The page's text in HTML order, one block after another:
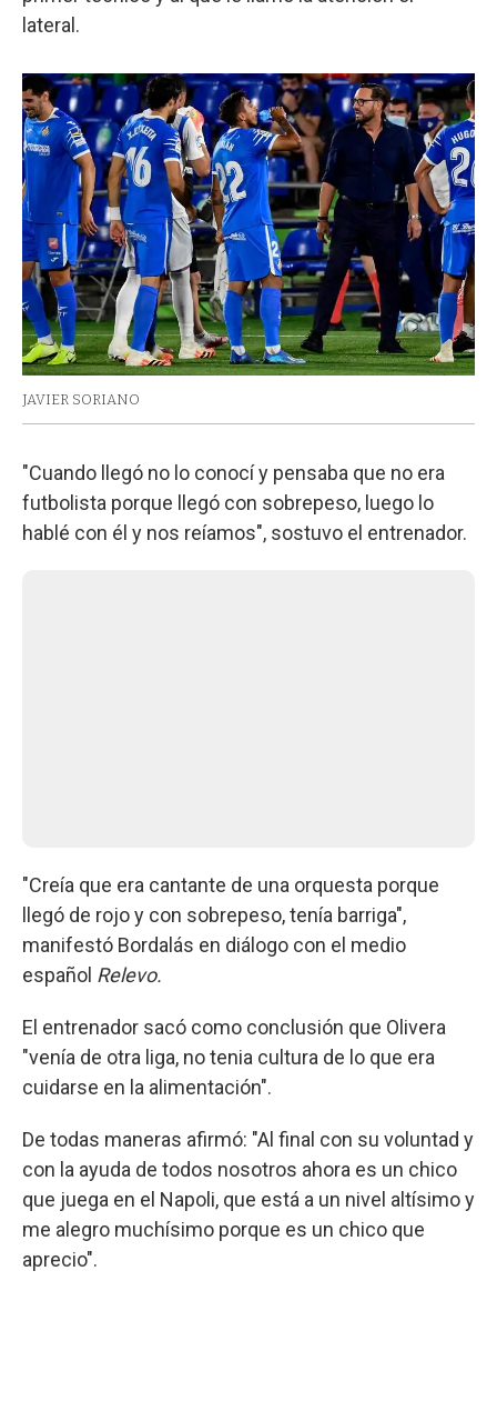
lateral.
JAVIER SORIANO
"Cuando llegó no lo conocí y pensaba que no era
futbolista porque llegó con sobrepeso, luego lo
hablé con él y nos reíamos", sostuvo el entrenador.
"Creía que era cantante de una orquesta porque
llegó de rojo y con sobrepeso, tenía barriga",
manifestó Bordalás en diálogo con el medio
español Relevo.
El entrenador sacó como conclusión que Olivera
"venía de otra liga, no tenia cultura de lo que era
cuidarse en la alimentación".
De todas maneras afirmó: "Al final con su voluntad y
con la ayuda de todos nosotros ahora es un chico
que juega en el Napoli, que está a un nivel altísimo y
me alegro muchísimo porque es un chico que
aprecio".